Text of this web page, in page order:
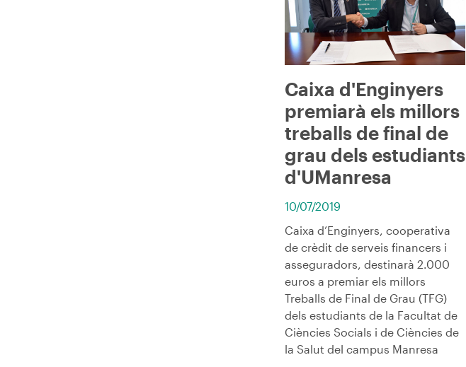
Caixa d'Enginyers
premiarà els millors
treballs de final de
grau dels estudiants
d'UManresa
10/07/2019
Caixa d’Enginyers, cooperativa
de crèdit de serveis financers i
asseguradors, destinarà 2.000
euros a premiar els millors
Treballs de Final de Grau (TFG)
dels estudiants de la Facultat de
Ciències Socials i de Ciències de
la Salut del campus Manresa